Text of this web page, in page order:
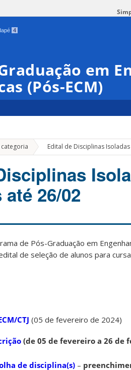
4
em
(Pós-ECM)
categoria » Edital de Disciplinas
26/02
de Pós-Graduação em
de seleção de alunos para
CTJ (05 de fevereiro de 2024)
(de 05 de fevereiro a 26 de
de disciplina(s) –